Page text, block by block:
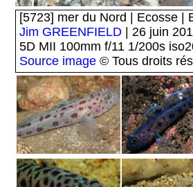
[5723] mer du Nord | Ecosse |
Jim GREENFIELD | 26 juin
5D MII 100mm f/11 1/200s
Source image © Tous droits